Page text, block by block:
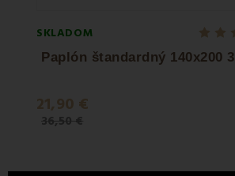
SKLADOM
Paplón štandardný 140x200
21,90 €
36,50 €